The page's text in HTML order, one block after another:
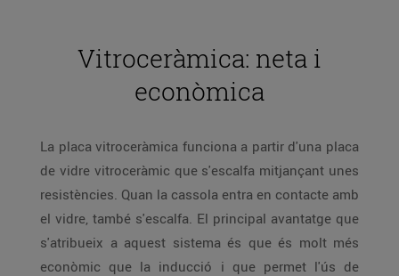
Vitroceràmica: neta i
econòmica
La placa vitroceràmica funciona a partir d'una placa
de vidre vitroceràmic que s'escalfa mitjançant unes
resistències. Quan la cassola entra en contacte amb
el vidre, també s'escalfa. El principal avantatge que
s'atribueix a aquest sistema és que és molt més
econòmic que la inducció i que permet l'ús de